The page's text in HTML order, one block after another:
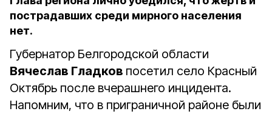
пострадавших среди мирного населения
нет.
Губернатор Белгородской области
Вячеслав Гладков посетил село Красный
Октябрь после вчерашнего инцидента.
Напомним, что в приграничной районе были